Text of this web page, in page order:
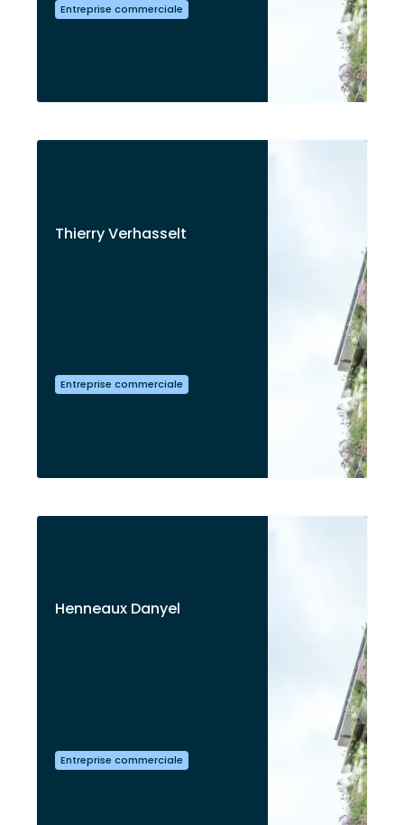
Entreprise commerciale
Thierry Verhasselt
Entreprise commerciale
Henneaux Danyel
Entreprise commerciale